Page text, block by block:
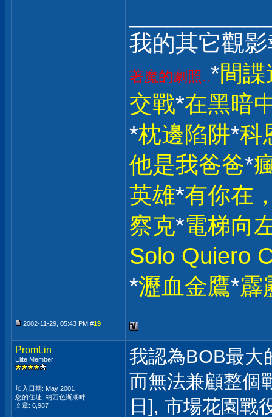
我的其它觀
著魔的劇照..*間
交戰*在黑暗
*枕邊陷阱*科
他是我爸爸*
英雄*有你在
察克*電梯向
Solo Quiero
*瀝血金鷹*霹
2002-11-29, 05:43 PM #19
PromLin
Elite Member
加入日期: May 2001
您的住址: 納西色斯湖畔
文章: 6,987
我認為BOB最大
而無法兼顧整個
日], 市場花園戰